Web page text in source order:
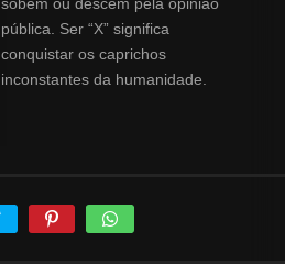
pública. Ser “X” significa
conquistar os caprichos
inconstantes da humanidade.